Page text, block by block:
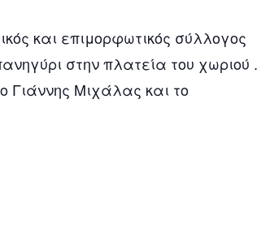
και επιμορφωτικός σύλλογος
στην πλατεία του χωριού .
Μιχάλας και το